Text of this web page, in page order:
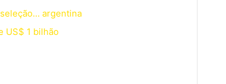
argentina
US$ 1 bilhão